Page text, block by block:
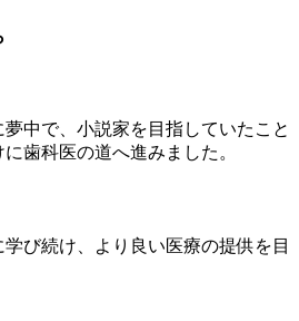
中で、小説家を目指していたこと
歯科医の道へ進みました。
び続け、より良い医療の提供を目